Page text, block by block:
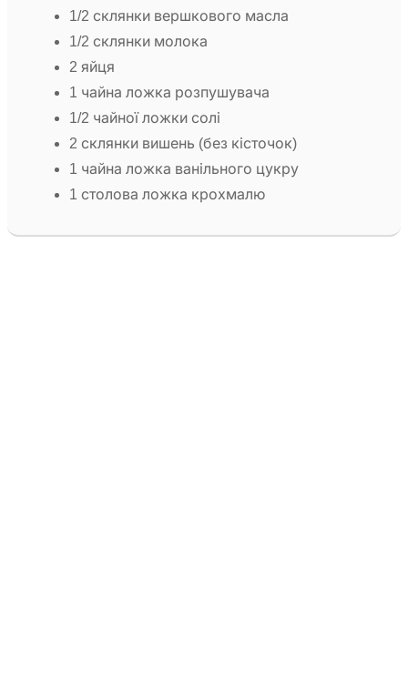
1/2 склянки вершкового масла
1/2 склянки молока
2 яйця
1 чайна ложка розпушувача
1/2 чайної ложки солі
2 склянки вишень (без кісточок)
1 чайна ложка ванільного цукру
1 столова ложка крохмалю